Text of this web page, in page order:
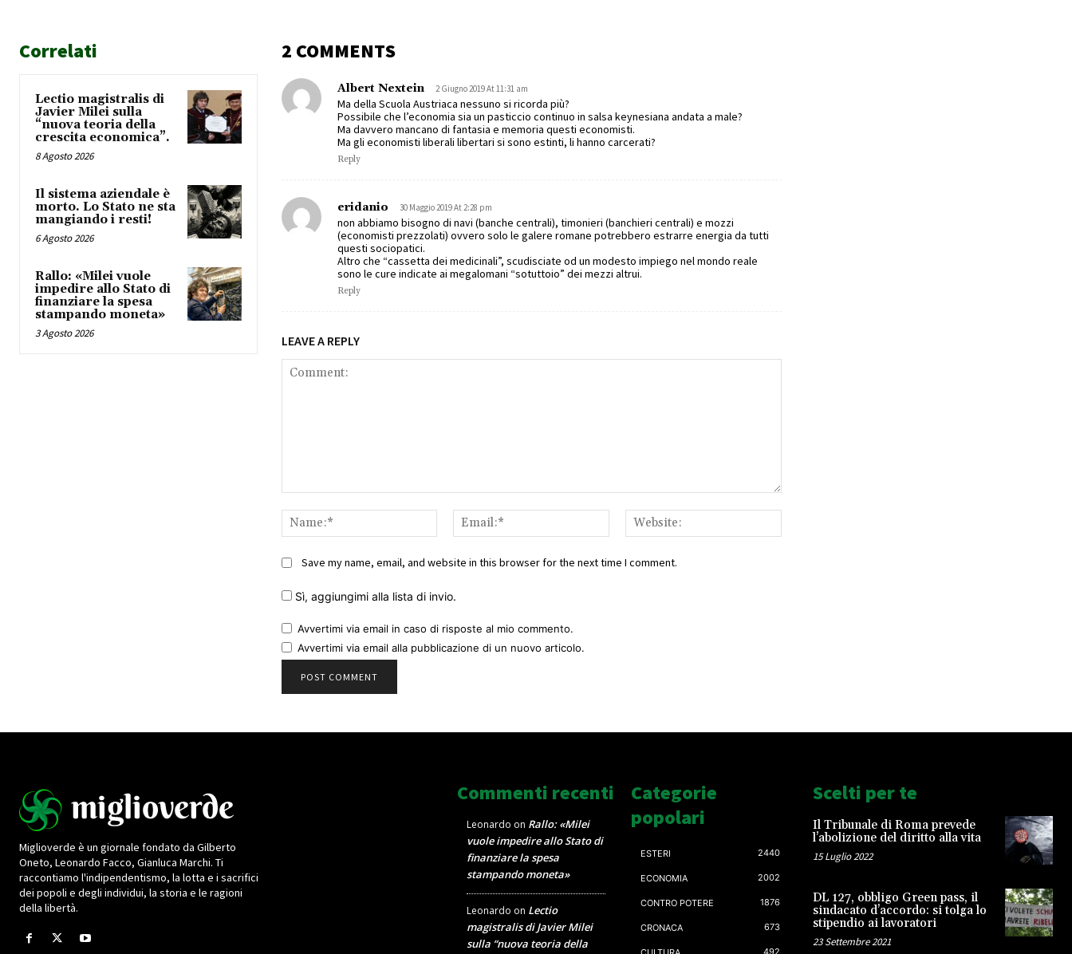
Correlati
Lectio magistralis di
Javier Milei sulla
“nuova teoria della
crescita economica”.
8 Agosto 2026
Il sistema aziendale è
morto. Lo Stato ne sta
mangiando i resti!
6 Agosto 2026
Rallo: «Milei vuole
impedire allo Stato di
finanziare la spesa
stampando moneta»
3 Agosto 2026
2 COMMENTS
Albert Nextein 2 Giugno 2019 At 11:31 am
Ma della Scuola Austriaca nessuno si ricorda più?
Possibile che l’economia sia un pasticcio continuo in salsa keynesiana andata a male?
Ma davvero mancano di fantasia e memoria questi economisti.
Ma gli economisti liberali libertari si sono estinti, li hanno carcerati?
Reply
eridanio 30 Maggio 2019 At 2:28 pm
non abbiamo bisogno di navi (banche centrali), timonieri (banchieri centrali) e mozzi
(economisti prezzolati) ovvero solo le galere romane potrebbero estrarre energia da tutti
questi sociopatici.
Altro che “cassetta dei medicinali”, scudisciate od un modesto impiego nel mondo reale
sono le cure indicate ai megalomani “sotuttoio” dei mezzi altrui.
Reply
LEAVE A REPLY
Name:*
Email:*
Save my name, email, and website in this browser for the next time I comment.
Sì, aggiungimi alla lista di invio.
Avvertimi via email in caso di risposte al mio commento.
Avvertimi via email alla pubblicazione di un nuovo articolo.
Miglioverde è un giornale fondato da Gilberto
Oneto, Leonardo Facco, Gianluca Marchi. Ti
raccontiamo l'indipendentismo, la lotta e i sacrifici
dei popoli e degli individui, la storia e le ragioni
della libertà.
Commenti recenti
Leonardo on Rallo: «Milei
vuole impedire allo Stato di
finanziare la spesa
stampando moneta»
Leonardo on Lectio
magistralis di Javier Milei
sulla “nuova teoria della
Categorie
popolari
ESTERI 2440
ECONOMIA 2002
CONTRO POTERE 1876
CRONACA 673
Scelti per te
Il Tribunale di Roma prevede
l’abolizione del diritto alla vita
15 Luglio 2022
DL 127, obbligo Green pass, il
sindacato d’accordo: si tolga lo
stipendio ai lavoratori
23 Settembre 2021